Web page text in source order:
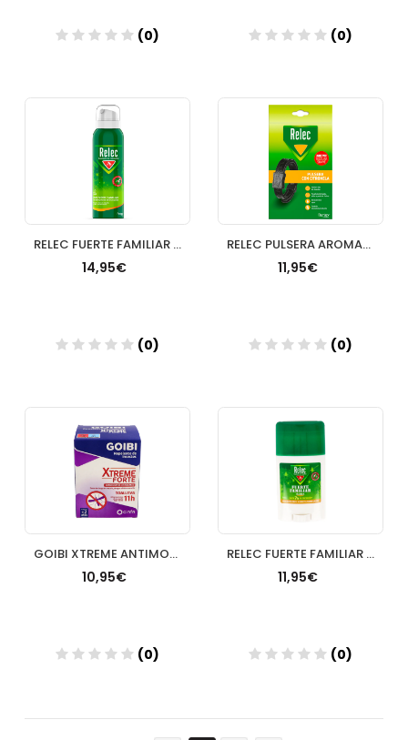
(0)
Añadir
(0)
Añadir
RELEC FUERTE FAMILIAR REPELENTE DE MOSQUITOS DE USO HUMANO 1 ENVASE 125 ML
14,95€
(0)
RELEC PULSERA AROMATICA 1 UNIDAD FAMILIA NEGRA
11,95€
(0)
Añadir
GOIBI XTREME ANTIMOSQUITOS TROPICAL TOALLITAS RE
10,95€
(0)
RELEC FUERTE FAMILIAR 1 STICK 50 ML
11,95€
(0)